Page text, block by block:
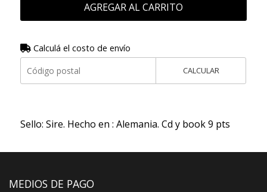
AGREGAR AL CARRITO
Calculá el costo de envío
CALCULAR
Sello: Sire. Hecho en : Alemania. Cd y book 9 pts
MEDIOS DE PAGO